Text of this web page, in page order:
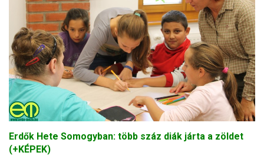
Erdők Hete Somogyban: több száz diák járta a zöldet
(+KÉPEK)